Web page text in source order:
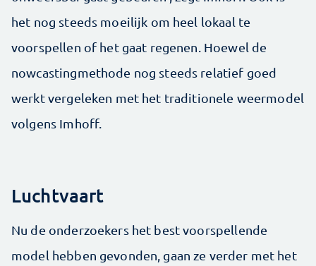
het nog steeds moeilijk om heel lokaal te
voorspellen of het gaat regenen. Hoewel de
nowcastingmethode nog steeds relatief goed
werkt vergeleken met het traditionele weermodel
volgens Imhoff.
Luchtvaart
Nu de onderzoekers het best voorspellende
model hebben gevonden, gaan ze verder met het